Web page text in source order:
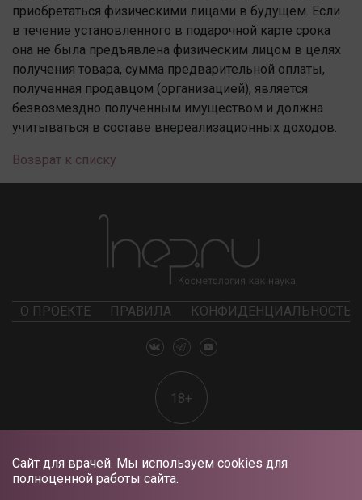
Сайт для врачей. Мы используем cookies для
полноценной работы сайта.
приобретаться физическими лицами в будущем. Если
в течение установленного в подарочной карте срока
она не была предъявлена физическим лицом в целях
получения товара, сумма предварительной оплаты,
полученная продавцом (организацией), является
безвозмездно полученным имуществом и должна
учитываться в составе внереализационных доходов.
Возврат к списку
О ПРОЕКТЕ ПРАВИЛА КОНФИДЕНЦИАЛЬНОСТЬ
18+